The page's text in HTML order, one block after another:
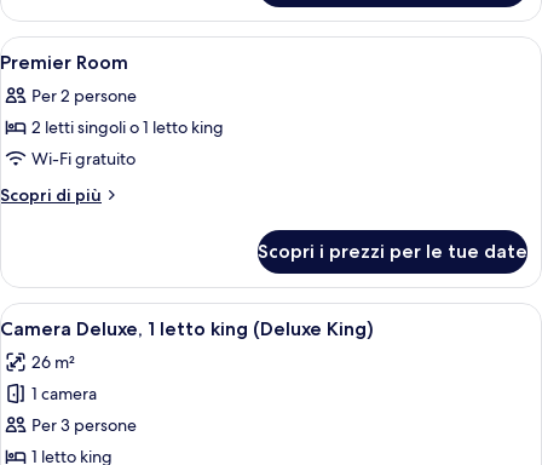
Room
Apri
tutte
le
foto
per
Premier
Camera d'albergo con letto,
2
Premier Room
Per 2 persone
2 letti singoli o 1 letto king
Wi-Fi gratuito
Scopri di più
Altri
Room
Scopri i prezzi per le tue date
Apri
tutte
le
foto
per
Camera
Una camera d'albergo moderna con
5
Camera Deluxe, 1 letto king (Deluxe King)
26 m²
1 camera
Per 3 persone
1 letto king